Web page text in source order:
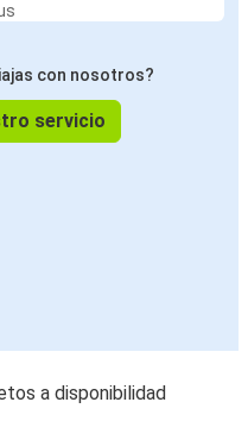
con nosotros?
servicio
a disponibilidad